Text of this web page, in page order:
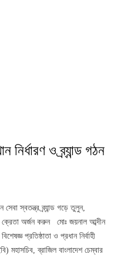
ও ব্র্যান্ড গঠন
সেবা স্বতন্ত্র ব্র্যান্ড গড়ে তুলুন,
অর্জন করুন মোঃ জয়নাল আব্দীন
প্রতিষ্ঠাতা ও প্রধান নির্বাহী
মহাসচিব, ব্রাজিল বাংলাদেশ চেম্বার